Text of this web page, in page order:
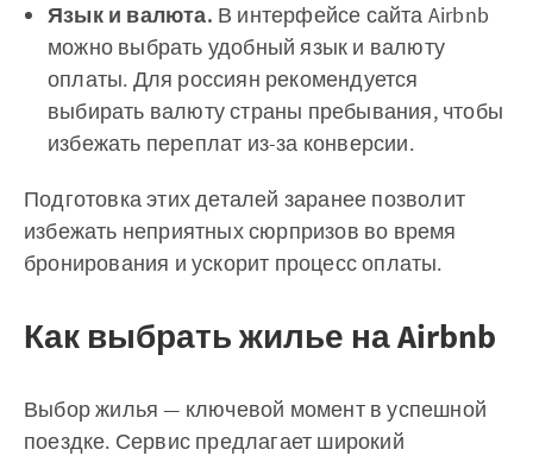
Язык и валюта. В интерфейсе сайта Airbnb
можно выбрать удобный язык и валюту
оплаты. Для россиян рекомендуется
выбирать валюту страны пребывания, чтобы
избежать переплат из-за конверсии.
Подготовка этих деталей заранее позволит
избежать неприятных сюрпризов во время
бронирования и ускорит процесс оплаты.
Как выбрать жилье на Airbnb
Выбор жилья — ключевой момент в успешной
поездке. Сервис предлагает широкий